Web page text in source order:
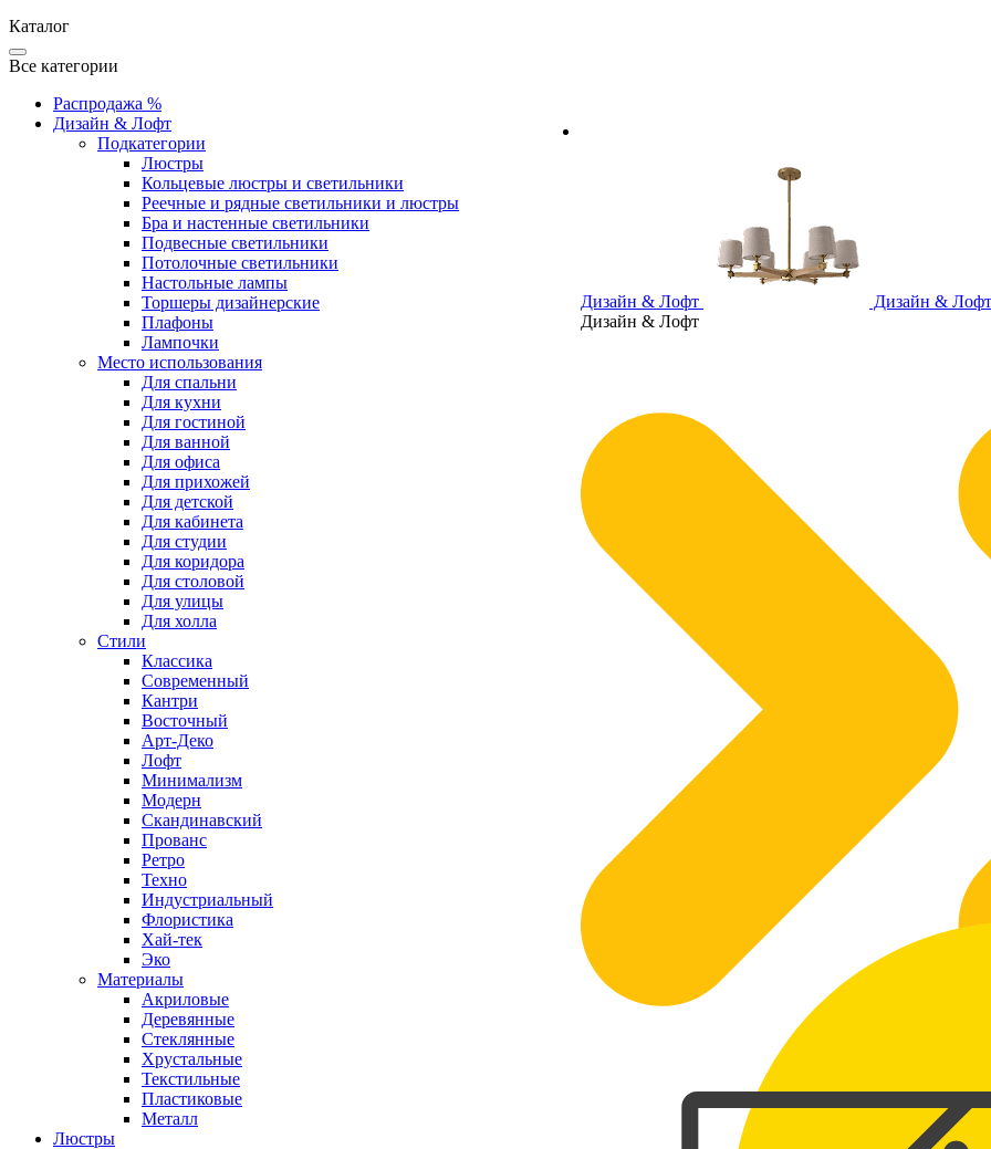
Дизайн & Лофт
Дизайн & Лофт
Дизайн & Лофт
Каталог
Все категории
Распродажа %
Дизайн & Лофт
Подкатегории
Люстры
Кольцевые люстры и светильники
Реечные и рядные светильники и люстры
Бра и настенные светильники
Подвесные светильники
Потолочные светильники
Настольные лампы
Торшеры дизайнерские
Плафоны
Лампочки
Место использования
Для спальни
Для кухни
Для гостиной
Для ванной
Для офиса
Для прихожей
Для детской
Для кабинета
Для студии
Для коридора
Для столовой
Для улицы
Для холла
Стили
Классика
Современный
Кантри
Восточный
Арт-Деко
Лофт
Минимализм
Модерн
Скандинавский
Прованс
Ретро
Техно
Индустриальный
Флористика
Хай-тек
Эко
Материалы
Акриловые
Деревянные
Стеклянные
Хрустальные
Текстильные
Пластиковые
Металл
Люстры